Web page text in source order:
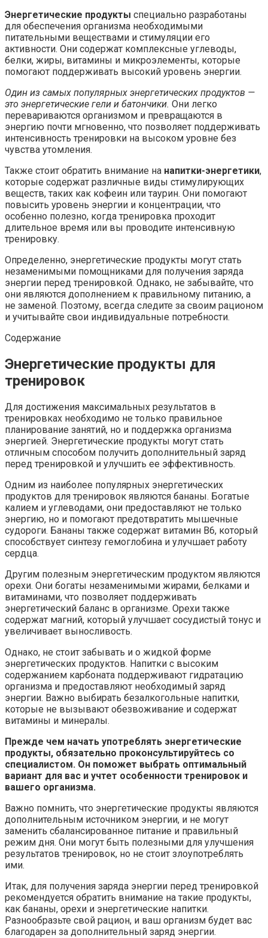
Энергетические продукты специально разработаны
для обеспечения организма необходимыми
питательными веществами и стимуляции его
активности. Они содержат комплексные углеводы,
белки, жиры, витамины и микроэлементы, которые
помогают поддерживать высокий уровень энергии.
Один из самых популярных энергетических продуктов —
это энергетические гели и батончики. Они легко
перевариваются организмом и превращаются в
энергию почти мгновенно, что позволяет поддерживать
интенсивность тренировки на высоком уровне без
чувства утомления.
Также стоит обратить внимание на напитки-энергетики,
которые содержат различные виды стимулирующих
веществ, таких как кофеин или таурин. Они помогают
повысить уровень энергии и концентрации, что
особенно полезно, когда тренировка проходит
длительное время или вы проводите интенсивную
тренировку.
Определенно, энергетические продукты могут стать
незаменимыми помощниками для получения заряда
энергии перед тренировкой. Однако, не забывайте, что
они являются дополнением к правильному питанию, а
не заменой. Поэтому, всегда следите за своим рационом
и учитывайте свои индивидуальные потребности.
Содержание
Энергетические продукты для
тренировок
Для достижения максимальных результатов в
тренировках необходимо не только правильное
планирование занятий, но и поддержка организма
энергией. Энергетические продукты могут стать
отличным способом получить дополнительный заряд
перед тренировкой и улучшить ее эффективность.
Одним из наиболее популярных энергетических
продуктов для тренировок являются бананы. Богатые
калием и углеводами, они предоставляют не только
энергию, но и помогают предотвратить мышечные
судороги. Бананы также содержат витамин В6, который
способствует синтезу гемоглобина и улучшает работу
сердца.
Другим полезным энергетическим продуктом являются
орехи. Они богаты незаменимыми жирами, белками и
витаминами, что позволяет поддерживать
энергетический баланс в организме. Орехи также
содержат магний, который улучшает сосудистый тонус и
увеличивает выносливость.
Однако, не стоит забывать и о жидкой форме
энергетических продуктов. Напитки с высоким
содержанием карбоната поддерживают гидратацию
организма и предоставляют необходимый заряд
энергии. Важно выбирать безалкогольные напитки,
которые не вызывают обезвоживание и содержат
витамины и минералы.
Прежде чем начать употреблять энергетические
продукты, обязательно проконсультируйтесь со
специалистом. Он поможет выбрать оптимальный
вариант для вас и учтет особенности тренировок и
вашего организма.
Важно помнить, что энергетические продукты являются
дополнительным источником энергии, и не могут
заменить сбалансированное питание и правильный
режим дня. Они могут быть полезными для улучшения
результатов тренировок, но не стоит злоупотреблять
ими.
Итак, для получения заряда энергии перед тренировкой
рекомендуется обратить внимание на такие продукты,
как бананы, орехи и энергетические напитки.
Разнообразьте свой рацион, и ваш организм будет вас
благодарен за дополнительный заряд энергии.